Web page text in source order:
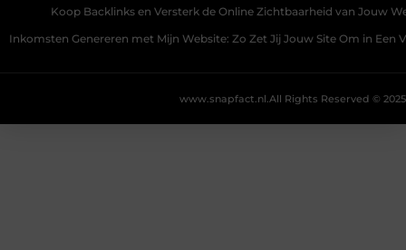
Koop Backlinks en Versterk de Online Zichtbaarheid van Jouw
Inkomsten Genereren met Mijn Website: Zo Zet Jij Jouw Site Om in Een
All Rights Reserved © 2025
www.snapfact.nl.